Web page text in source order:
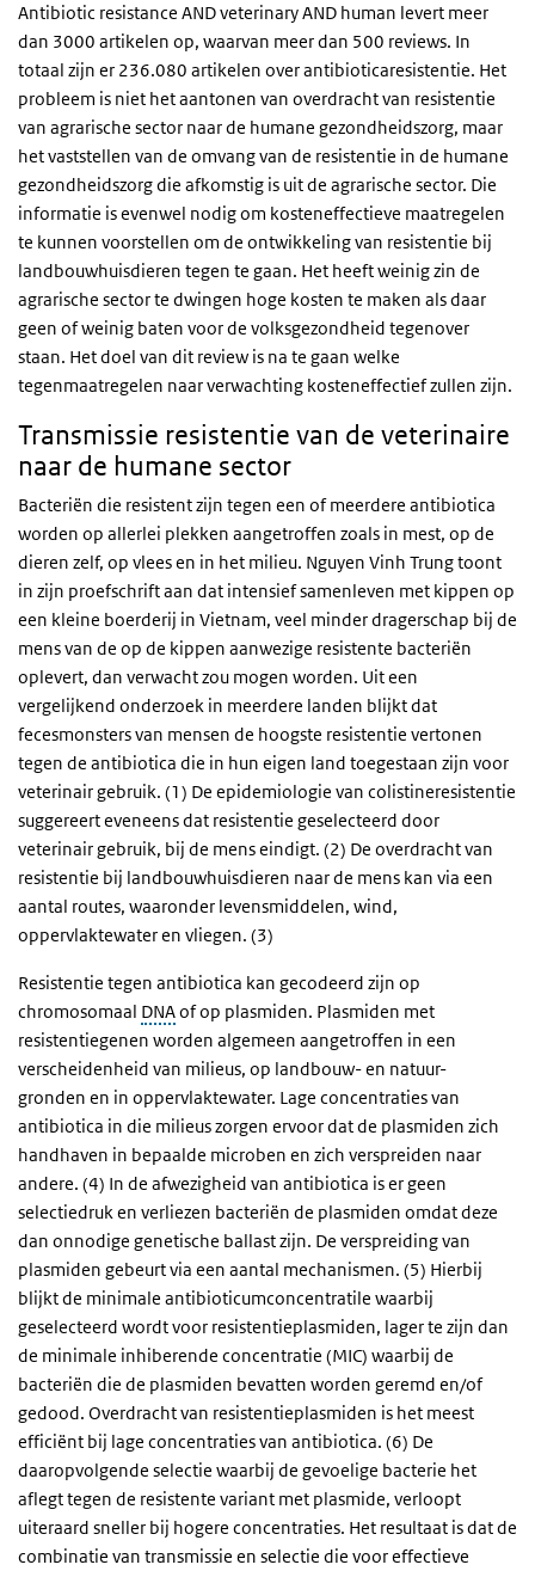
Antibiotic resistance AND veterinary AND human levert meer
dan 3000 artikelen op, waarvan meer dan 500 reviews. In
totaal zijn er 236.080 artikelen over antibioticaresistentie. Het
probleem is niet het aantonen van overdracht van resistentie
van agrarische sector naar de humane gezondheidszorg, maar
het vaststellen van de omvang van de resistentie in de humane
gezondheidszorg die afkomstig is uit de agrarische sector. Die
informatie is evenwel nodig om kosteneffectieve maatregelen
te kunnen voorstellen om de ontwikkeling van resistentie bij
landbouwhuisdieren tegen te gaan. Het heeft weinig zin de
agrarische sector te dwingen hoge kosten te maken als daar
geen of weinig baten voor de volksgezondheid tegenover
staan. Het doel van dit review is na te gaan welke
tegenmaatregelen naar verwachting kosteneffectief zullen zijn.
Transmissie resistentie van de veterinaire
naar de humane sector
Bacteriën die resistent zijn tegen een of meerdere antibiotica
worden op allerlei plekken aangetroffen zoals in mest, op de
dieren zelf, op vlees en in het milieu. Nguyen Vinh Trung toont
in zijn proefschrift aan dat intensief samenleven met kippen op
een kleine boerderij in Vietnam, veel minder dragerschap bij de
mens van de op de kippen aanwezige resistente bacteriën
oplevert, dan verwacht zou mogen worden. Uit een
vergelijkend onderzoek in meerdere landen blijkt dat
fecesmonsters van mensen de hoogste resistentie vertonen
tegen de antibiotica die in hun eigen land toegestaan zijn voor
veterinair gebruik. (1) De epidemiologie van colistineresistentie
suggereert eveneens dat resistentie geselecteerd door
veterinair gebruik, bij de mens eindigt. (2) De overdracht van
resistentie bij landbouwhuisdieren naar de mens kan via een
aantal routes, waaronder levensmiddelen, wind,
oppervlaktewater en vliegen. (3)
Resistentie tegen antibiotica kan gecodeerd zijn op
chromosomaal DNAof op plasmiden. Plasmiden met
resistentiegenen worden algemeen aangetroffen in een
verscheidenheid van milieus, op landbouw- en natuur-
gronden en in oppervlaktewater. Lage concentraties van
antibiotica in die milieus zorgen ervoor dat de plasmiden zich
handhaven in bepaalde microben en zich verspreiden naar
andere. (4) In de afwezigheid van antibiotica is er geen
selectiedruk en verliezen bacteriën de plasmiden omdat deze
dan onnodige genetische ballast zijn. De verspreiding van
plasmiden gebeurt via een aantal mechanismen. (5) Hierbij
blijkt de minimale antibioticumconcentratile waarbij
geselecteerd wordt voor resistentieplasmiden, lager te zijn dan
de minimale inhiberende concentratie (MIC) waarbij de
bacteriën die de plasmiden bevatten worden geremd en/of
gedood. Overdracht van resistentieplasmiden is het meest
efficiënt bij lage concentraties van antibiotica. (6) De
daaropvolgende selectie waarbij de gevoelige bacterie het
aflegt tegen de resistente variant met plasmide, verloopt
uiteraard sneller bij hogere concentraties. Het resultaat is dat de
combinatie van transmissie en selectie die voor effectieve